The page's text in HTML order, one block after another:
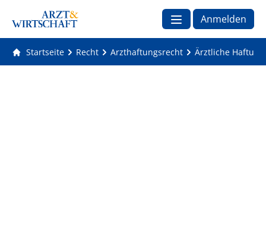
Anmelden
Startseite Recht Arzthaftungsrecht Ärztliche